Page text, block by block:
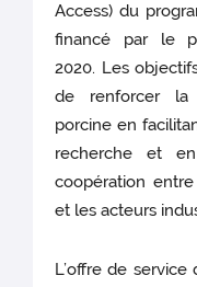
Access) du
financé par le
2020. Les
de renforcer la
porcine en
recherche et
coopération
et les acteurs
L’offre de